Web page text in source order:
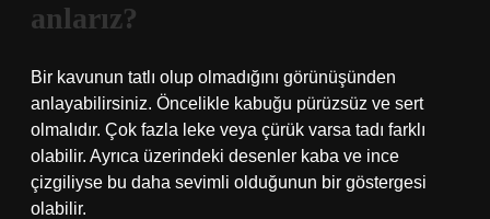
anlarız?
Bir kavunun tatlı olup olmadığını görünüşünden
anlayabilirsiniz. Öncelikle kabuğu pürüzsüz ve sert
olmalıdır. Çok fazla leke veya çürük varsa tadı farklı
olabilir. Ayrıca üzerindeki desenler kaba ve ince
çizgiliyse bu daha sevimli olduğunun bir göstergesi
olabilir.